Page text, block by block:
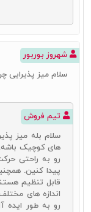
آسان و ارسال سریع،
خرید و انتخاب
محصولات متنوع،
پیدا کنید، شاید
کیفیت محصولات و
فروشگاه دکورال
مدل‌های متنوع
برای خرید
محصول مورد نظر
کنید. سؤالات و
پاسخ داده می‌شوند.
شهروز بوربور
سلام میز پذیرایی
تیم فروش
سلام بله میز
های کوچیک باشه.
رو به راحتی
پیدا کنین.
قابل تنظیم
اندازه های
رو به طور ایده‌